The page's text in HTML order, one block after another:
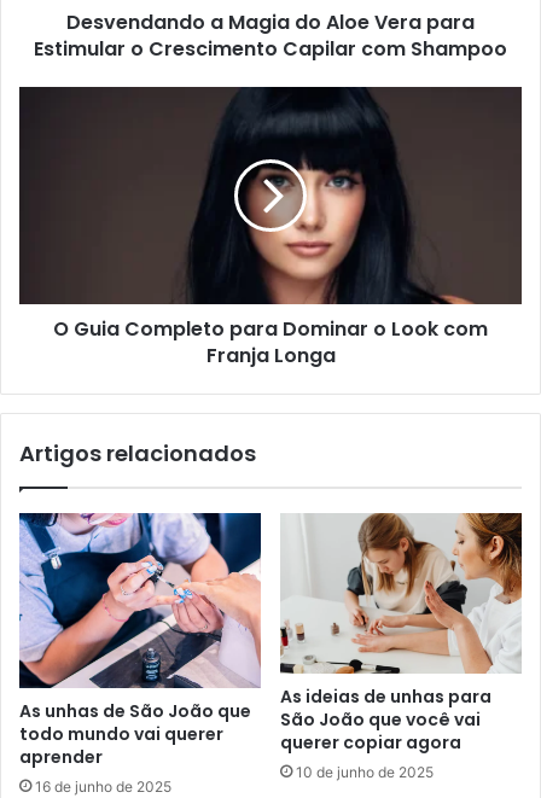
Desvendando a Magia do Aloe Vera para
Estimular o Crescimento Capilar com Shampoo
O Guia Completo para Dominar o Look com
Franja Longa
Artigos relacionados
As unhas de São João que
todo mundo vai querer
aprender
16 de junho de 2025
As ideias de unhas para
São João que você vai
querer copiar agora
10 de junho de 2025